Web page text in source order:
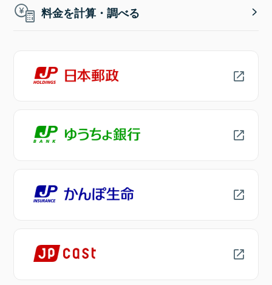
料金を計算・調べる